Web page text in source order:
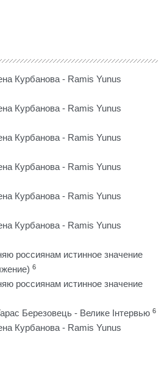
Курбанова - Ramis Yunus
Курбанова - Ramis Yunus
Курбанова - Ramis Yunus
Курбанова - Ramis Yunus
Курбанова - Ramis Yunus
Курбанова - Ramis Yunus
россиянам истинное значение
6
россиянам истинное значение
Березовець - Велике Інтервью 6
Курбанова - Ramis Yunus